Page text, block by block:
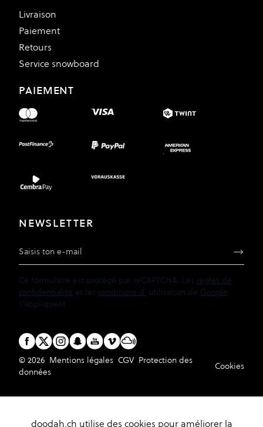
Livraison
Paiement
Retours
Service snowboard
PAIEMENT
NEWSLETTER
Adresse e-mail
Ce formulaire est protégé par reCAPTCHA. Les règles de
confidentialité et les conditions d' utilisation de Google
s'appliquent.
© 2026 Mentions légales CGV Protection des
données
Cookies
doodah.ch utilise des cookies pour améliorer la